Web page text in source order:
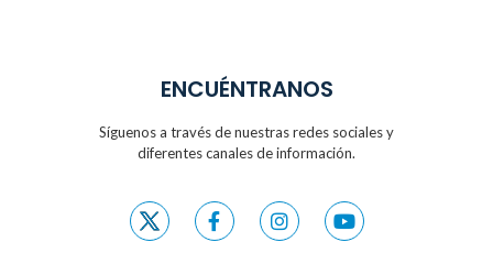
ENCUÉNTRANOS
Síguenos a través de nuestras redes sociales y
diferentes canales de información.